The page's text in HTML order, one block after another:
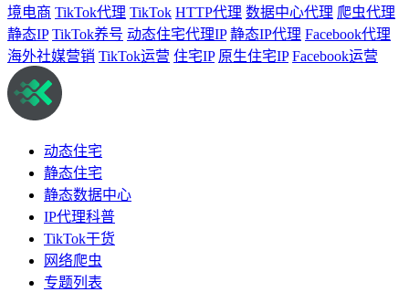
境电商 TikTok代理 TikTok HTTP代理 数据中心代理 爬虫代理
静态IP TikTok养号 动态住宅代理IP 静态IP代理 Facebook代理
海外社媒营销 TikTok运营 住宅IP 原生住宅IP Facebook运营
动态住宅
静态住宅
静态数据中心
IP代理科普
TikTok干货
网络爬虫
专题列表